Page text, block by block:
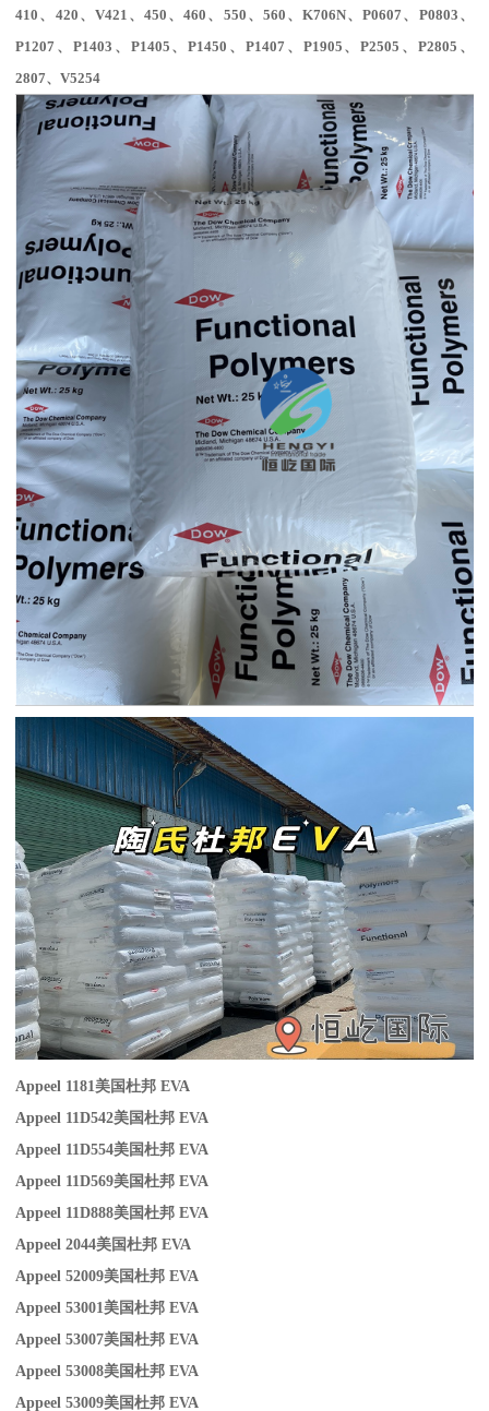
410 、 420 、 V421 、450 、460 、 550 、 560 、K706N、P0607 、 P0803 、
P1207 、 P1403 、 P1405 、P1450 、 P1407 、 P1905 、P2505 、 P2805 、
2807、V5254
Appeel 1181美国杜邦 EVA
Appeel 11D542美国杜邦 EVA
Appeel 11D554美国杜邦 EVA
Appeel 11D569美国杜邦 EVA
Appeel 11D888美国杜邦 EVA
Appeel 2044美国杜邦 EVA
Appeel 52009美国杜邦 EVA
Appeel 53001美国杜邦 EVA
Appeel 53007美国杜邦 EVA
Appeel 53008美国杜邦 EVA
Appeel 53009美国杜邦 EVA